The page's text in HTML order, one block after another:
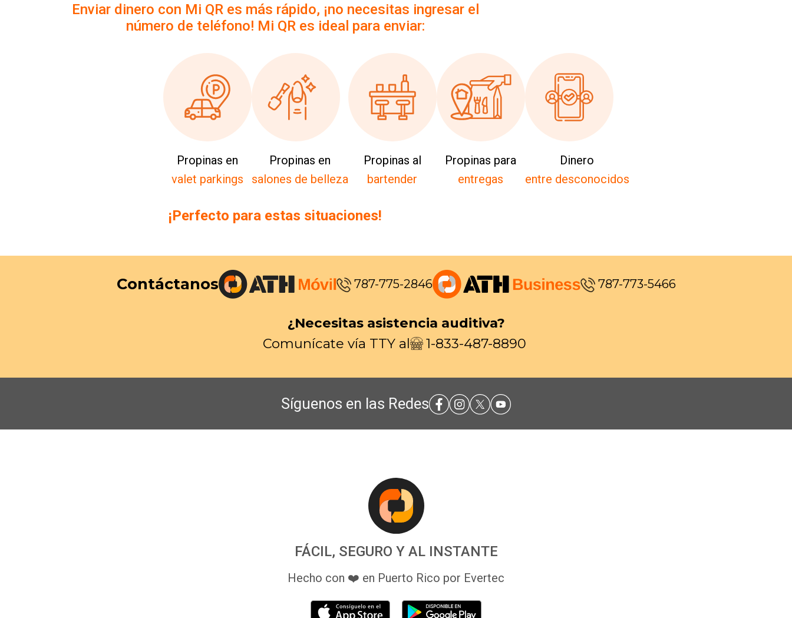
Enviar dinero con Mi QR es más rápido, ¡no necesitas ingresar el
número de teléfono! Mi QR es ideal para enviar:
Propinas en
valet parkings
Propinas en
salones de belleza
Propinas al
bartender
Propinas para
entregas
Dinero
entre desconocidos
¡Perfecto para estas situaciones!
Contáctanos 787-775-2846 787-773-5466
¿Necesitas asistencia auditiva?
Comunícate vía TTY al
1-833-487-8890
Síguenos en las Redes
FÁCIL, SEGURO Y AL INSTANTE
Hecho con ❤️ en Puerto Rico por Evertec